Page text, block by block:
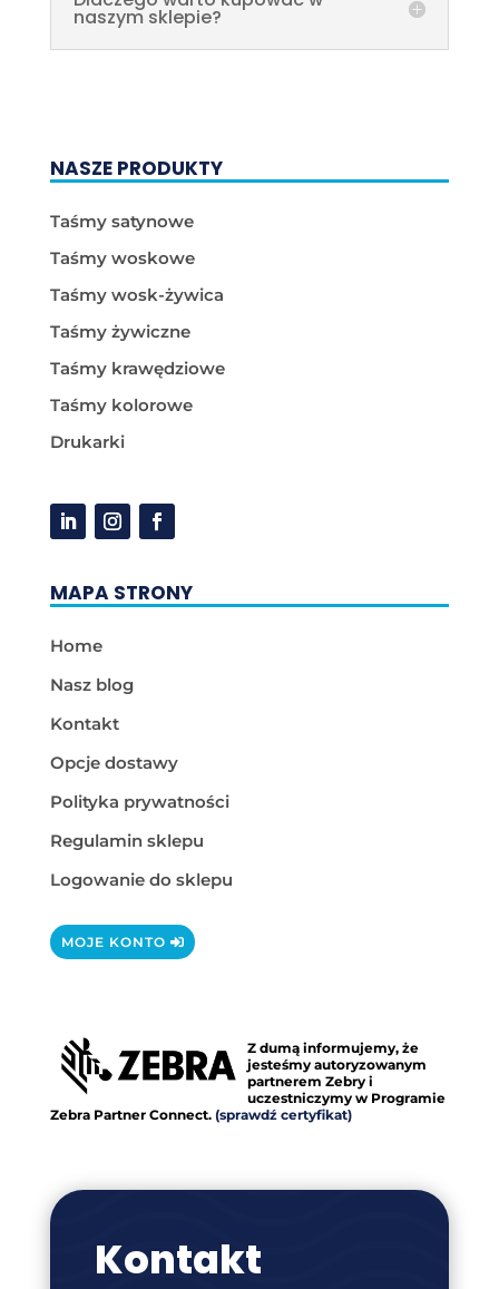
naszym sklepie?
NASZE PRODUKTY
Taśmy satynowe
Taśmy woskowe
Taśmy wosk-żywica
Taśmy żywiczne
Taśmy krawędziowe
Taśmy kolorowe
Drukarki
MAPA STRONY
Home
Nasz blog
Kontakt
Opcje dostawy
Polityka prywatności
Regulamin sklepu
Logowanie do sklepu
MOJE KONTO
Z dumą informujemy, że
jesteśmy autoryzowanym
partnerem Zebry i
uczestniczymy w Programie
Zebra Partner Connect. (sprawdź certyfikat)
Kontakt